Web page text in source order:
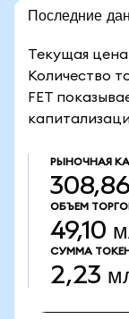
Последние
Текущая цена
Количество
FET
РЫНОЧНАЯ
ОБЪЕМ
49,10
СУММА
2,23